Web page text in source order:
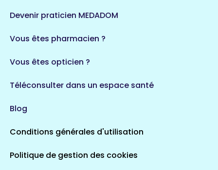
Devenir praticien MEDADOM
Vous êtes pharmacien ?
Vous êtes opticien ?
Téléconsulter dans un espace santé
Blog
Conditions générales d'utilisation
Politique de gestion des cookies